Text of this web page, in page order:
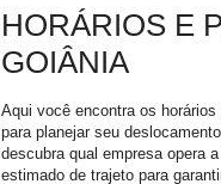
HORÁRIOS E
GOIÂNIA
Aqui você encontra os
para planejar seu
descubra qual empresa opera
estimado de trajeto para